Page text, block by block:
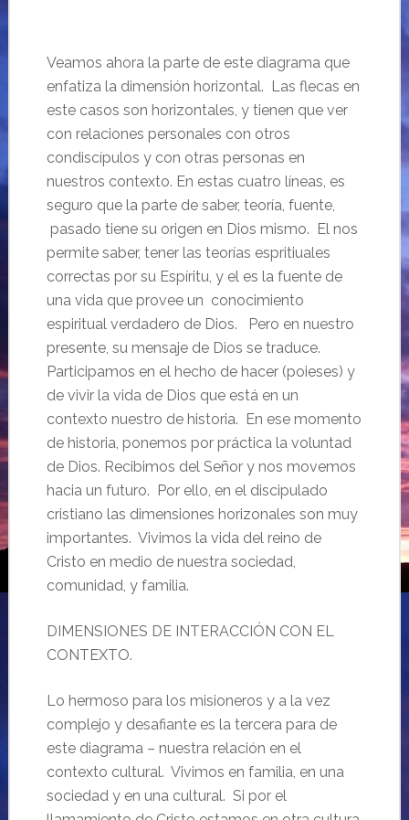
Veamos ahora la parte de este diagrama que
enfatiza la dimensión horizontal. Las flecas en
este casos son horizontales, y tienen que ver
con relaciones personales con otros
condiscípulos y con otras personas en
nuestros contexto. En estas cuatro líneas, es
seguro que la parte de saber, teoría, fuente,
pasado tiene su origen en Dios mismo. El nos
permite saber, tener las teorías espritiuales
correctas por su Espíritu, y el es la fuente de
una vida que provee un conocimiento
espiritual verdadero de Dios. Pero en nuestro
presente, su mensaje de Dios se traduce.
Participamos en el hecho de hacer (poieses) y
de vivir la vida de Dios que está en un
contexto nuestro de historia. En ese momento
de historia, ponemos por práctica la voluntad
de Dios. Recibimos del Señor y nos movemos
hacia un futuro. Por ello, en el discipulado
cristiano las dimensiones horizonales son muy
importantes. Vivimos la vida del reino de
Cristo en medio de nuestra sociedad,
comunidad, y familia.
DIMENSIONES DE INTERACCIÓN CON EL
CONTEXTO.
Lo hermoso para los misioneros y a la vez
complejo y desafiante es la tercera para de
este diagrama – nuestra relación en el
contexto cultural. Vivimos en familia, en una
sociedad y en una cultural. Si por el